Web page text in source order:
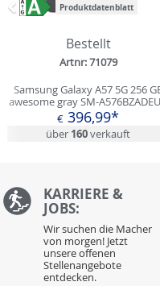
Produktdatenblatt
Bestellt
Artnr: 71079
Samsung Galaxy A57 5G 256
awesome gray SM-
€ 396,99*
über 160verkauft
Zurück
KARRIERE &
JOBS:
Wir suchen die Macher
von morgen! Jetzt
unsere offenen
Stellenangebote
entdecken.